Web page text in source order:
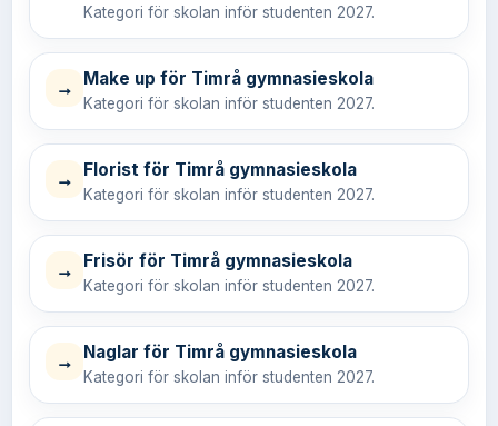
Kategori för skolan inför studenten 2027.
→ Make up för Timrå gymnasieskola
Kategori för skolan inför studenten 2027.
→ Florist för Timrå gymnasieskola
Kategori för skolan inför studenten 2027.
→ Frisör för Timrå gymnasieskola
Kategori för skolan inför studenten 2027.
→ Naglar för Timrå gymnasieskola
Kategori för skolan inför studenten 2027.